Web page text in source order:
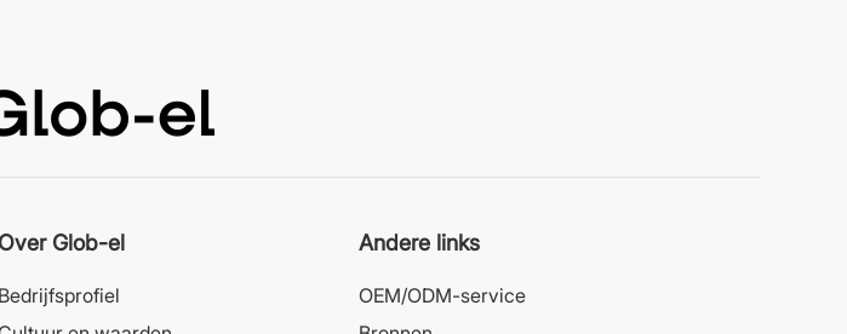
Over Glob-el
Bedrijfsprofiel
Andere links
OEM/ODM-service